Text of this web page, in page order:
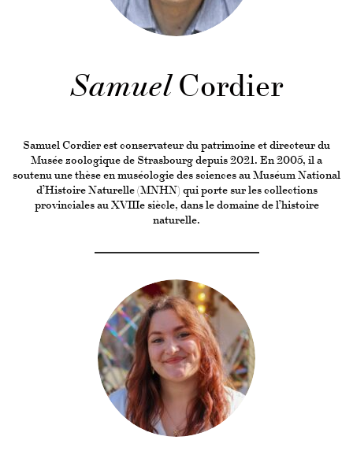
SamuelCordier
Samuel Cordier est conservateur du patrimoine et directeur du
Musée zoologique de Strasbourg depuis 2021. En 2005, il a
soutenu une thèse en muséologie des sciences au Muséum National
d’Histoire Naturelle (MNHN) qui porte sur les collections
provinciales au XVIIIe siècle, dans le domaine de l’histoire
naturelle.